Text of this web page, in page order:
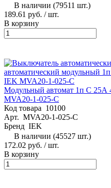
В наличии (79511 шт.)
189.61 руб. / шт.
В корзину
Модульный автомат 1п C
MVA20-1-025-C
Код товара 10100
Арт. MVA20-1-025-C
Бренд IEK
В наличии (45527 шт.)
172.02 руб. / шт.
В корзину